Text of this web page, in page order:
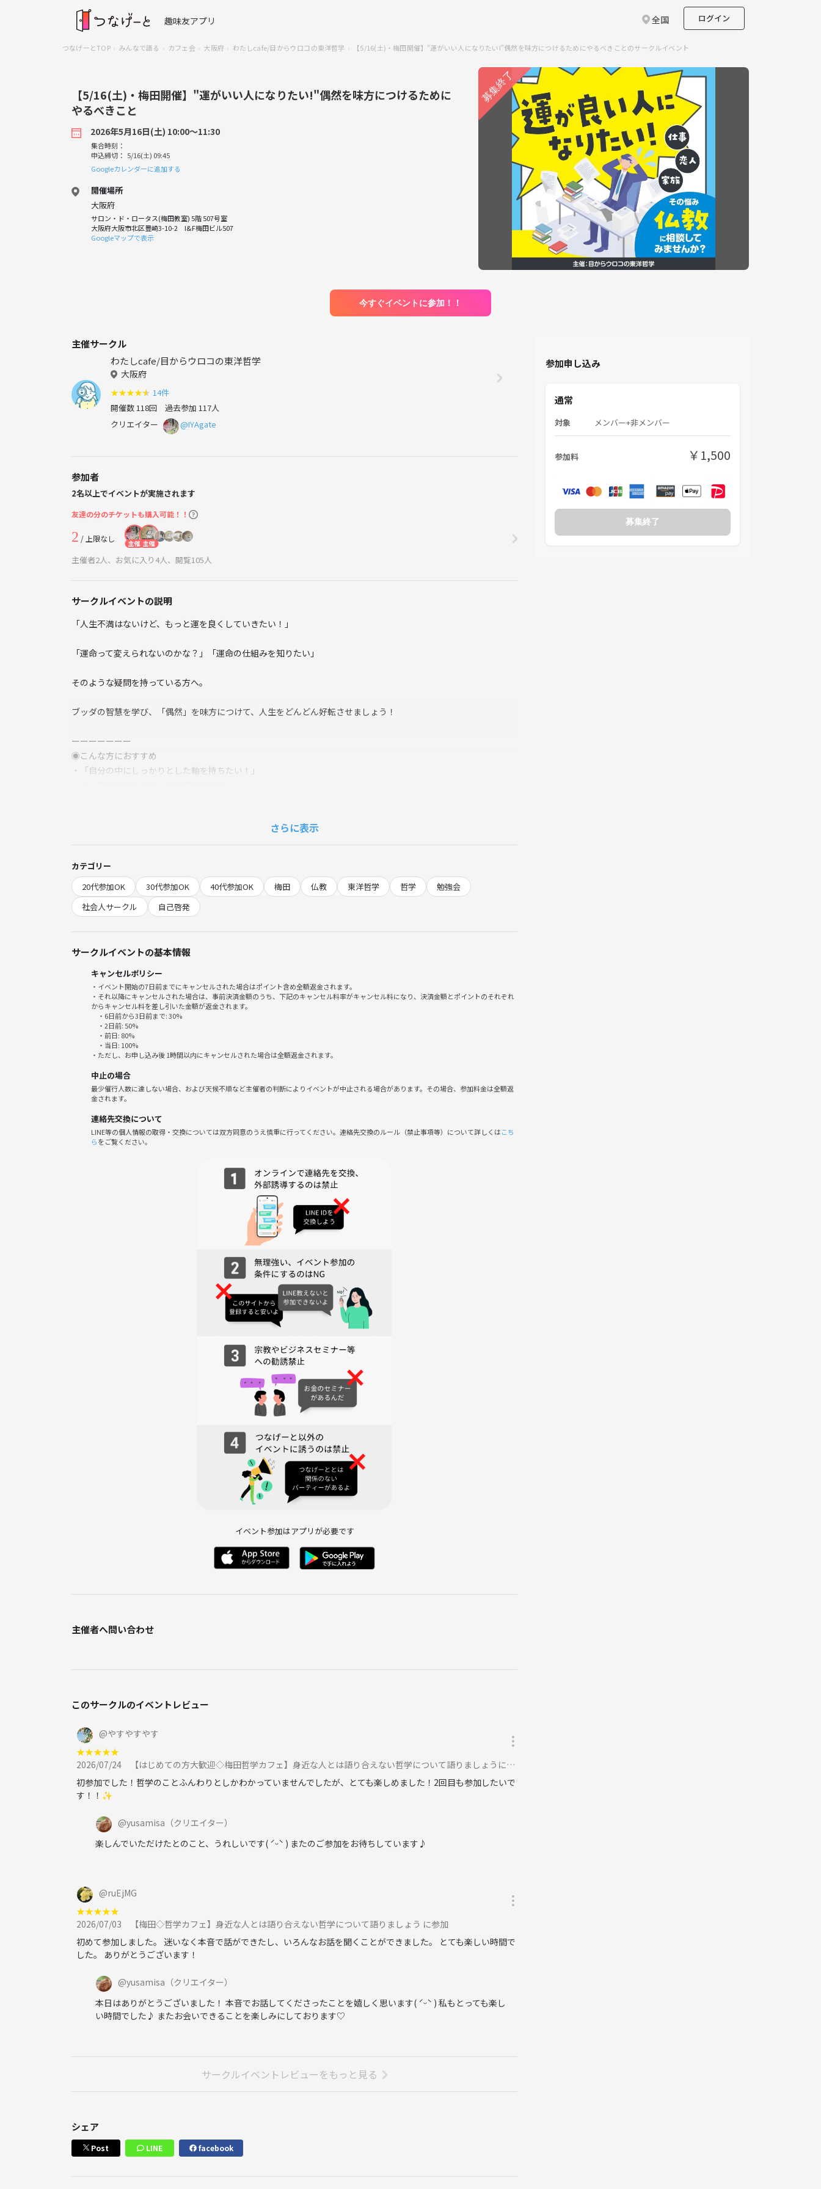
趣味友アプリ 全国 ログイン
つなげーとTOP みんなで語る カフェ会 大阪府 わたしcafe/目からウロコの東洋哲学 【5/16(土)・梅田開催】"運がいい人になりたい!"偶然を味方につけるためにやるべきことのサークルイベント
【5/16(土)・梅田開催】"運がいい人になりたい!"偶然を味方につけるために
やるべきこと
2026年5月16日(土) 10:00〜11:30
集合時刻：
申込締切： 5/16(土) 09:45
Googleカレンダーに追加する
開催場所
大阪府
サロン・ド・ロータス(梅田教室) 5階 507号室
大阪府大阪市北区豊崎3-10-2 I&F梅田ビル507
Googleマップで表示
今すぐイベントに参加！！
主催サークル
わたしcafe/目からウロコの東洋哲学
大阪府
★★★★★ 14件
開催数 118回 過去参加 117人
クリエイター
@IYAgate
参加者
2名以上でイベントが実施されます
友達の分のチケットも購入可能！！
2 / 上限なし 主催 主催
主催者2人、お気に入り4人、閲覧105人
サークルイベントの説明
「人生不満はないけど、もっと運を良くしていきたい！」
「運命って変えられないのかな？」「運命の仕組みを知りたい」
そのような疑問を持っている方へ。
ブッダの智慧を学び、「偶然」を味方につけて、人生をどんどん好転させましょう！
ーーーーーーー
◉こんな方におすすめ
・「自分の中にしっかりとした軸を持ちたい！」
・「もっと感謝出来る自分になりたい」
・「人生に何かたりない、その何かを見つけたい」
自分の人生を見つめ直し、人生について語り合いましょう！
"運がいい人になりたい!"偶然を味方につけるためにやるべきこと
◉これまでの勉強会のテーマ
他人を責めるひと、自分を責める人、どちらが悪い？
幸せな悪人、不幸な悪人
怒っているひとへの対処法
未来に成功する人、しぼむ人の違い
頑張りすぎてしまう人、頑張れない人への仏教的アプローチ
どうしようもない困難から、逃げる勇気！
世の中を良くするために、まずやらなければならないこと
他人に過度に依存せず、でも孤立もしない、人間関係の調整法
過度な自己批判でも、かつ自惚れもでもない、客観的で健全な自己評価のために重要なこと
絶対許せない！相手を、許すためにできること
※時間配分が、多少変更する場合もあります。
※講座の後、希望者がいましたら食事に行きます☆（食事代実費）
◉参加費
1000円
◉会場
大阪市北区豊崎3-10-2 I&F梅田ビル507
建物に入ってから奥のエレベータで5階にあがり、右側に進んでください。
※入口に靴箱がありますので、靴を脱いでお入りください。
◉主催
＜社会人サークル＞
目からウロコの東洋哲学勉強会
一人でも多くの方に、ブッダの知恵を知ってほしい。という思いから、開催しております。
身近にお寺があったり、歴史の授業では聞いたことあるけど、お釈迦様の「教え」のことはほとんど知られておりま
「近代科学と両立可能な唯一の宗教です」（物理学者アインシュタイン）
さらに表示
カテゴリー
20代参加OK
30代参加OK 40代参加OK 梅田 仏教 東洋哲学 哲学
勉強会
社会人サークル
自己啓発
サークルイベントの基本情報
キャンセルポリシー
・イベント開始の7日前までにキャンセルされた場合はポイント含め全額返金されます。
・それ以降にキャンセルされた場合は、事前決済金額のうち、下記のキャンセル料率がキャンセル料になり、決済金額とポイントのそれぞれ
からキャンセル料を差し引いた金額が返金されます。
・6日前から3日前まで: 30%
・2日前: 50%
・前日: 80%
・当日: 100%
・ただし、お申し込み後 1時間以内にキャンセルされた場合は全額返金されます。
中止の場合
最少催行人数に達しない場合、および天候不順など主催者の判断によりイベントが中止される場合があります。その場合、参加料金は全額返
金されます。
連絡先交換について
LINE等の個人情報の取得・交換については双方同意のうえ慎重に行ってください。連絡先交換のルール（禁止事項等）について詳しくはこち
らをご覧ください。
イベント参加はアプリが必要です
主催者へ問い合わせ
このサークルのイベントレビュー
@やすやすやす
★★★★★
2026/07/24
【はじめての方大歓迎◇梅田哲学カフェ】身近な人とは語り合えない哲学について語りましょうに参加
初参加でした！哲学のことふんわりとしかわかっていませんでしたが、とても楽しめました！2回目も参加したいで
す！！✨
@yusamisa （クリエイター）
楽しんでいただけたとのこと、うれしいです( ˊᵕˋ ) またのご参加をお待ちしています♪
@ruEjMG
★★★★★
2026/07/03
【梅田◇哲学カフェ】身近な人とは語り合えない哲学について語りましょう に参加
初めて参加しました。 迷いなく本音で話ができたし、いろんなお話を聞くことができました。 とても楽しい時間で
した。 ありがとうございます！
@yusamisa （クリエイター）
本日はありがとうございました！ 本音でお話してくださったことを嬉しく思います( ˊᵕˋ ) 私もとっても楽し
い時間でした♪ またお会いできることを楽しみにしております♡
サークルイベントレビューをもっと見る
シェア
Post LINE facebook
参加申し込み
通常
対象 メンバー+非メンバー
参加料 ￥1,500
募集終了